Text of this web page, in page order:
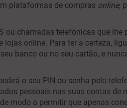
plataformas de compras online,
ou chamadas telefónicas que lhe
online. Para ter a certeza,
banco ou no seu cartão, e
o seu PIN ou senha pelo
pessoais nas suas contas de
modo a permitir que apenas